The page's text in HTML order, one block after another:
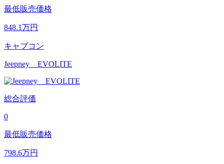
最低販売価格
848.1万円
キャブコン
Jeepney EVOLITE
総合評価
0
最低販売価格
798.6万円